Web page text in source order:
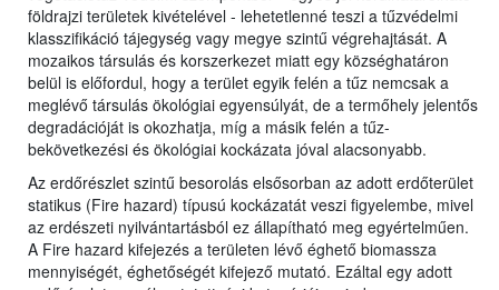
földrajzi területek kivételével - lehetetlenné teszi a tűzvédelmi
klasszifikáció tájegység vagy megye szintű végrehajtását. A
mozaikos társulás és korszerkezet miatt egy községhatáron
belül is előfordul, hogy a terület egyik felén a tűz nemcsak a
meglévő társulás ökológiai egyensúlyát, de a termőhely jelentős
degradációját is okozhatja, míg a másik felén a tűz-
bekövetkezési és ökológiai kockázata jóval alacsonyabb.
Az erdőrészlet szintű besorolás elsősorban az adott erdőterület
statikus (Fire hazard) típusú kockázatát veszi figyelembe, mivel
az erdészeti nyilvántartásból ez állapítható meg egyértelműen.
A Fire hazard kifejezés a területen lévő éghető biomassza
mennyiségét, éghetőségét kifejező mutató. Ezáltal egy adott